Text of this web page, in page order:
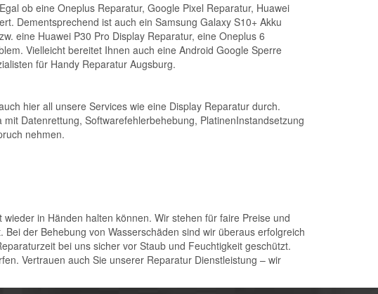
ob eine Oneplus Reparatur, Google Pixel Reparatur, Huawei
Dementsprechend ist auch ein Samsung Galaxy S10+ Akku
eine Huawei P30 Pro Display Reparatur, eine Oneplus 6
Vielleicht bereitet Ihnen auch eine Android Google Sperre
für Handy Reparatur Augsburg.
hier all unsere Services wie eine Display Reparatur durch.
Datenrettung, Softwarefehlerbehebung, PlatinenInstandsetzung
nehmen.
in Händen halten können. Wir stehen für faire Preise und
der Behebung von Wasserschäden sind wir überaus erfolgreich
bei uns sicher vor Staub und Feuchtigkeit geschützt.
Vertrauen auch Sie unserer Reparatur Dienstleistung – wir